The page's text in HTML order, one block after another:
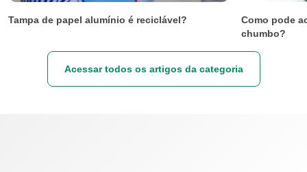
Tampa de papel alumínio é reciclável?
Como pode
chumbo?
Acessar todos os artigos da categoria